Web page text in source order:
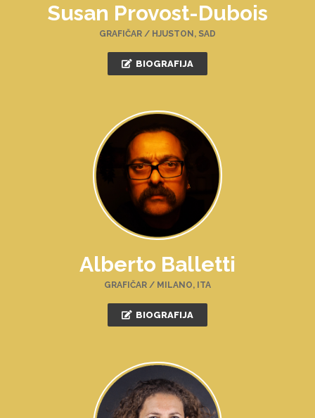
Susan Provost-Dubois
GRAFIČAR / HJUSTON, SAD
BIOGRAFIJA
Alberto Balletti
GRAFIČAR / MILANO, ITA
BIOGRAFIJA